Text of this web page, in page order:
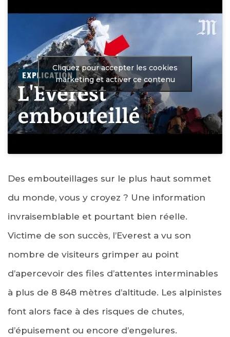
Cliquez pour accepter les cookies
marketing et activer ce contenu
Des embouteillages sur le plus haut sommet
du monde, vous y croyez ? Une information
invraisemblable et pourtant bien réelle.
Victime de son succès, l’Everest a vu son
nombre de visiteurs grimper au point
d’apercevoir des files d’attentes interminables
à plus de 8 848 mètres d’altitude. Les alpinistes
font alors face à des risques de chutes,
d’épuisement ou encore d’engelures.